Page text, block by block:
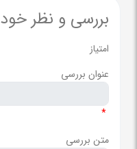
بررسی و نظر خود
امتیاز
عنوان بررسی
*
متن بررسی